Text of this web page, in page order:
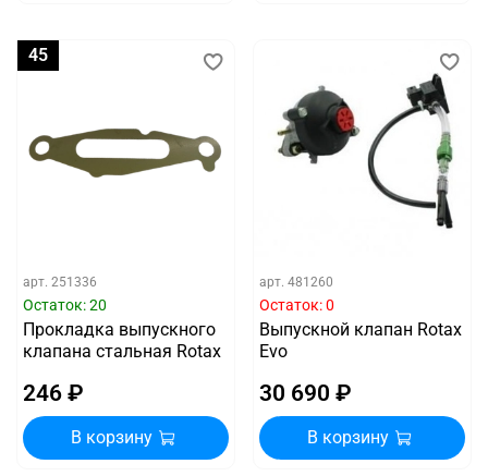
45
арт. 251336
Остаток: 20
Прокладка выпускного
клапана стальная Rotax
246 ₽
В корзину
арт. 481260
Остаток: 0
Выпускной клапан Rotax
Evo
30 690 ₽
В корзину